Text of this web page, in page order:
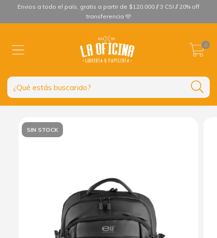
Envios a todo el país, gratis a partir de $120.000 // 3 CSI // 20% off
transferencia 🩵
0
SIN STOCK